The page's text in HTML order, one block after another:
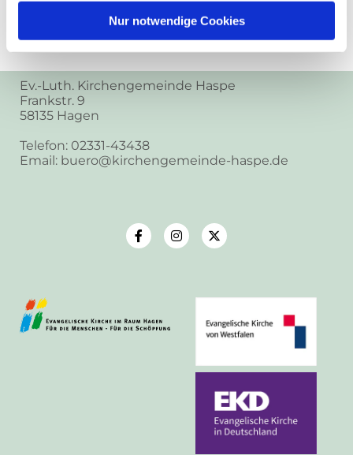
Nur notwendige Cookies
Ev.-Luth. Kirchengemeinde Haspe
Frankstr. 9
58135 Hagen
Telefon: 02331-43438
Email: buero@kirchengemeinde-haspe.de